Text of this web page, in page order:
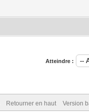
Atteindre :
Retourner en haut Version